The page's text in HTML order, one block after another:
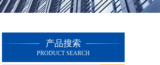
产品搜索
PRODUCT SEARCH